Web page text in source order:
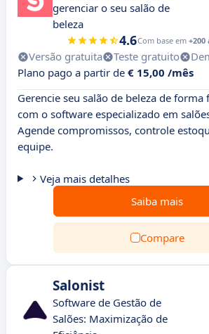
gerenciar o seu salão de
beleza
4.6Com base em +200
Versão gratuita Teste gratuito
Plano pago a partir de € 15,00 /mês
Gerencie seu salão de beleza de forma
com o software especializado em
Agende compromissos, controle
equipe.
Veja mais detalhes
Saiba mais
Compare
Salonist
Software de Gestão de
Salões: Maximização de